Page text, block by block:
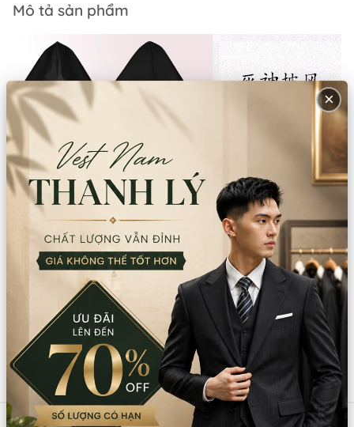
Mô tả sản phẩm
Sản phẩm tương tự
×